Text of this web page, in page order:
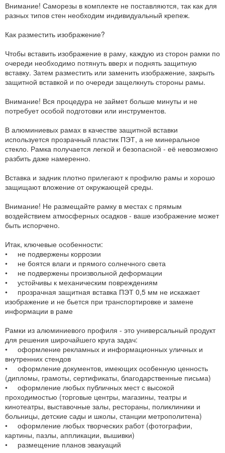
Внимание! Саморезы в комплекте не поставляются, так как для
разных типов стен необходим индивидуальный крепеж.
Как разместить изображение?
Чтобы вставить изображение в раму, каждую из сторон рамки по
очереди необходимо потянуть вверх и поднять защитную
вставку. Затем разместить или заменить изображение, закрыть
защитной вставкой и по очереди защелкнуть стороны рамы.
Внимание! Вся процедура не займет больше минуты и не
потребует особой подготовки или инструментов.
В алюминиевых рамах в качестве защитной вставки
используется прозрачный пластик ПЭТ, а не минеральное
стекло. Рамка получается легкой и безопасной - её невозможно
разбить даже намеренно.
Вставка и задник плотно прилегают к профилю рамы и хорошо
защищают вложение от окружающей среды.
Внимание! Не размещайте рамку в местах с прямым
воздействием атмосферных осадков - ваше изображение может
быть испорчено.
Итак, ключевые особенности:
• не подвержены коррозии
• не боятся влаги и прямого солнечного света
• не подвержены произвольной деформации
• устойчивы к механическим повреждениям
• прозрачная защитная вставка ПЭТ 0,5 мм не искажает
изображение и не бьется при транспортировке и замене
информации в раме
Рамки из алюминиевого профиля - это универсальный продукт
для решения широчайшего круга задач:
• оформление рекламных и информационных уличных и
внутренних стендов
• оформление документов, имеющих особенную ценность
(дипломы, грамоты, сертификаты, благодарственные письма)
• оформление любых публичных мест с высокой
проходимостью (торговые центры, магазины, театры и
кинотеатры, выставочные залы, рестораны, поликлиники и
больницы, детские сады и школы, станции метрополитена)
• оформление любых творческих работ (фотографии,
картины, пазлы, аппликации, вышивки)
• размещение планов эвакуаций